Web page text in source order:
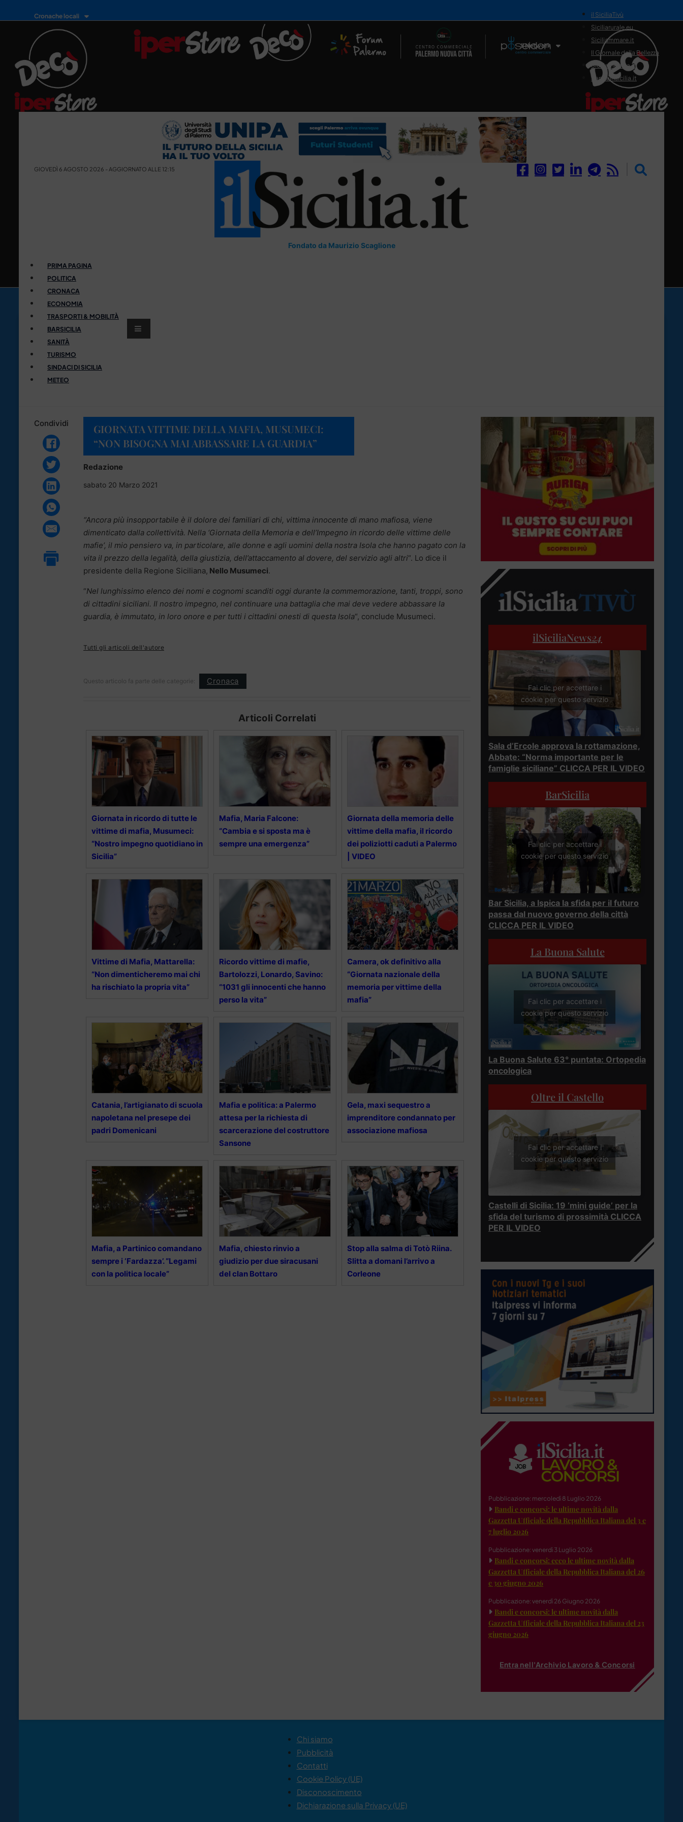
Cronache locali
Il Network
il SiciliaTivù
Siciliarurale.eu
Siciliammare.it
Il Giornale della Bellezza
Siciliamedica.it
Sanitainsicilia.it
GIOVEDÌ 6 AGOSTO 2026 - AGGIORNATO ALLE 12:15
Fondato da Maurizio Scaglione
PRIMA PAGINA
POLITICA
CRONACA
ECONOMIA
TRASPORTI & MOBILITÀ
BARSICILIA
SANITÀ
TURISMO
SINDACI DI SICILIA
METEO
Condividi
GIORNATA VITTIME DELLA MAFIA, MUSUMECI:
“NON BISOGNA MAI ABBASSARE LA GUARDIA”
Redazione
sabato 20 Marzo 2021
“Ancora più insopportabile è il dolore dei familiari di chi, vittima innocente di mano mafiosa, viene
dimenticato dalla collettività. Nella ‘Giornata della Memoria e dell’Impegno in ricordo delle vittime delle
mafie’, il mio pensiero va, in particolare, alle donne e agli uomini della nostra Isola che hanno pagato con la
vita il prezzo della legalità, della giustizia, dell’attaccamento al dovere, del servizio agli altri“. Lo dice il
presidente della Regione Siciliana, Nello Musumeci.
“Nel lunghissimo elenco dei nomi e cognomi scanditi oggi durante la commemorazione, tanti, troppi, sono
di cittadini siciliani. Il nostro impegno, nel continuare una battaglia che mai deve vedere abbassare la
guardia, è immutato, in loro onore e per tutti i cittadini onesti di questa Isola“, conclude Musumeci.
Tutti gli articoli dell'autore
Questo articolo fa parte delle categorie: Cronaca
Articoli Correlati
Giornata in ricordo di tutte le
vittime di mafia, Musumeci:
“Nostro impegno quotidiano in
Sicilia”
Mafia, Maria Falcone:
“Cambia e si sposta ma è
sempre una emergenza”
Giornata della memoria delle
vittime della mafia, il ricordo
dei poliziotti caduti a Palermo
| VIDEO
Vittime di Mafia, Mattarella:
“Non dimenticheremo mai chi
ha rischiato la propria vita”
Ricordo vittime di mafie,
Bartolozzi, Lonardo, Savino:
“1031 gli innocenti che hanno
perso la vita”
Camera, ok definitivo alla
“Giornata nazionale della
memoria per vittime della
mafia”
Catania, l’artigianato di scuola
napoletana nel presepe dei
padri Domenicani
Mafia e politica: a Palermo
attesa per la richiesta di
scarcerazione del costruttore
Sansone
Gela, maxi sequestro a
imprenditore condannato per
associazione mafiosa
Mafia, a Partinico comandano
sempre i ‘Fardazza’. “Legami
con la politica locale”
Mafia, chiesto rinvio a
giudizio per due siracusani
del clan Bottaro
Stop alla salma di Totò Riina.
Slitta a domani l’arrivo a
Corleone
ilSiciliaNews24
Fai clic per accettare i
cookie per questo servizio
Sala d’Ercole approva la rottamazione,
Abbate: “Norma importante per le
famiglie siciliane” CLICCA PER IL VIDEO
BarSicilia
Fai clic per accettare i
cookie per questo servizio
Bar Sicilia, a Ispica la sfida per il futuro
passa dal nuovo governo della città
CLICCA PER IL VIDEO
La Buona Salute
Fai clic per accettare i
cookie per questo servizio
La Buona Salute 63° puntata: Ortopedia
oncologica
Oltre il Castello
Fai clic per accettare i
cookie per questo servizio
Castelli di Sicilia: 19 ‘mini guide’ per la
sfida del turismo di prossimità CLICCA
PER IL VIDEO
Pubblicazione: mercoledì 8 Luglio 2026
Bandi e concorsi: le ultime novità dalla
Gazzetta Ufficiale della Repubblica Italiana del 3 e
7 luglio 2026
Pubblicazione: venerdì 3 Luglio 2026
Bandi e concorsi: ecco le ultime novità dalla
Gazzetta Ufficiale della Repubblica Italiana del 26
e 30 giugno 2026
Pubblicazione: venerdì 26 Giugno 2026
Bandi e concorsi: le ultime novità dalla
Gazzetta Ufficiale della Repubblica Italiana del 23
giugno 2026
Entra nell'Archivio Lavoro & Concorsi
Chi siamo
Pubblicità
Contatti
Cookie Policy (UE)
Disconoscimento
Dichiarazione sulla Privacy (UE)